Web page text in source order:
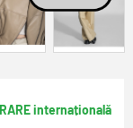
internațională